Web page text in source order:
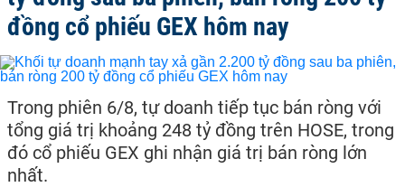
đồng cổ phiếu GEX hôm nay
Trong phiên 6/8, tự doanh tiếp tục bán ròng với
tổng giá trị khoảng 248 tỷ đồng trên HOSE, trong
đó cổ phiếu GEX ghi nhận giá trị bán ròng lớn
nhất.